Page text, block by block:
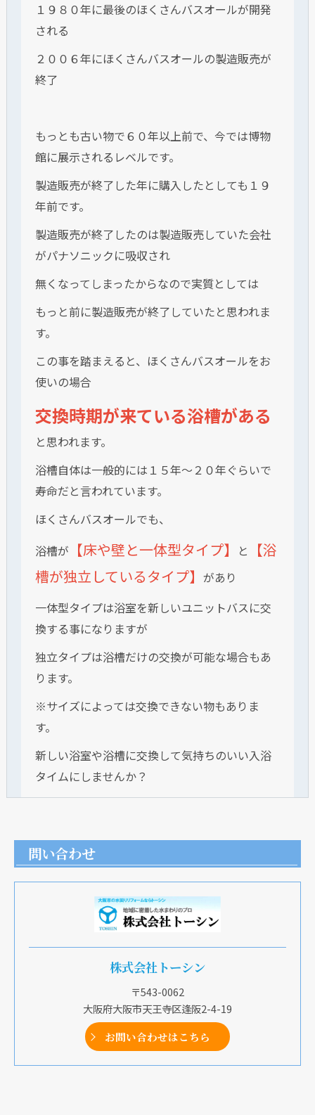
１９８０年に最後のほくさんバスオールが開発
される
２００６年にほくさんバスオールの製造販売が
終了
もっとも古い物で６０年以上前で、今では博物
館に展示されるレベルです。
製造販売が終了した年に購入したとしても１９
年前です。
製造販売が終了したのは製造販売していた会社
がパナソニックに吸収され
無くなってしまったからなので実質としては
もっと前に製造販売が終了していたと思われま
す。
この事を踏まえると、ほくさんバスオールをお
使いの場合
交換時期が来ている浴槽がある
と思われます。
浴槽自体は一般的には１５年～２０年ぐらいで
寿命だと言われています。
ほくさんバスオールでも、
浴槽が 【床や壁と一体型タイプ】 と
【浴
槽が独立しているタイプ】 があり
一体型タイプは浴室を新しいユニットバスに交
換する事になりますが
独立タイプは浴槽だけの交換が可能な場合もあ
ります。
※サイズによっては交換できない物もありま
す。
新しい浴室や浴槽に交換して気持ちのいい入浴
タイムにしませんか？
問い合わせ
株式会社トーシン
〒543-0062
大阪府大阪市天王寺区逢阪2-4-19
お問い合わせはこちら